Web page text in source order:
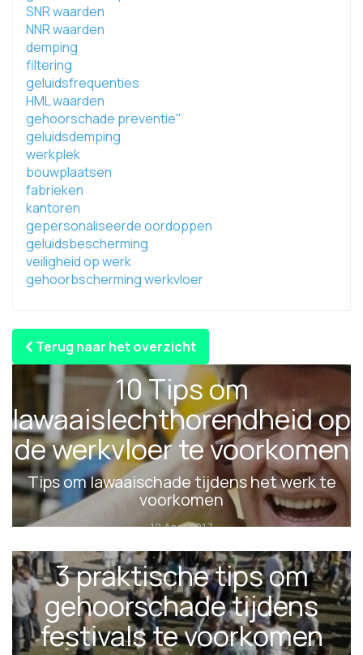
SNR waarden
NNR waarden
demping
filtering
geluidsfrequenties
HML waarden
gehoorschade preventie"
geluidsdemping
werkplek
bouwplaatsen
fabrieken
kantoren
gepersonaliseerde oordoppen
geluidsbescherming
veiligheid op werk
gehoorbscherming werkvloer
Terug naar het overzicht
10 Tips om
lawaaislechthorendheid op
de werkvloer te voorkomen
Tips om lawaaischade tijdens het werk te
voorkomen
12 April 2017
3 praktische tips om
gehoorschade tijdens
festivals te voorkomen